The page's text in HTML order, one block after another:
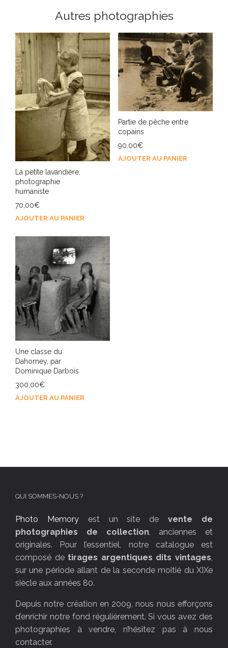
Autres photographies
La petite lavandière,
photographie
humaniste
70,00€
AJOUTER AU PANIER
Partie de pêche entre
copains
90,00€
AJOUTER AU PANIER
Une classe du
Dahomey, par
Dominique Darbois
300,00€
AJOUTER AU PANIER
QUI SOMMES-NOUS ?
Photo Memoryest un site devente de
photographies de collection, anciennes et
originales. Pour l’essentiel, notre catalogue est
composé de tirages argentiques dits vintages,
sur une période allant de la seconde moitié du XIXe
siècle aux années 80.
Depuis notre création en 2009, nous nous efforçons
d’enrichir notre fond régulièrement. Si vous avez des
photographies à vendre, n’hésitez pas à nous
contacter.